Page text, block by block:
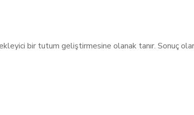
bir tutum geliştirmesine olanak tanır. Sonuç